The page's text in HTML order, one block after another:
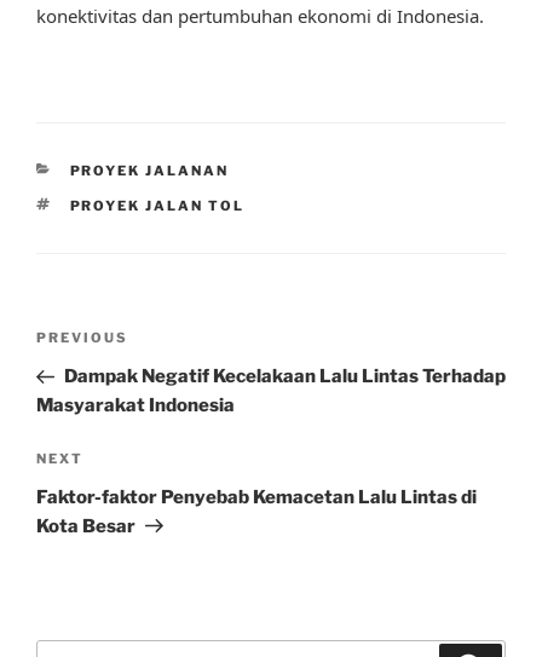
konektivitas dan pertumbuhan ekonomi di Indonesia.
CATEGORIES
PROYEK JALANAN
TAGS
PROYEK JALAN TOL
Previous
Post
PREVIOUS
Dampak Negatif Kecelakaan Lalu Lintas Terhadap
Masyarakat Indonesia
Next
Post
NEXT
Faktor-faktor Penyebab Kemacetan Lalu Lintas di
Kota Besar